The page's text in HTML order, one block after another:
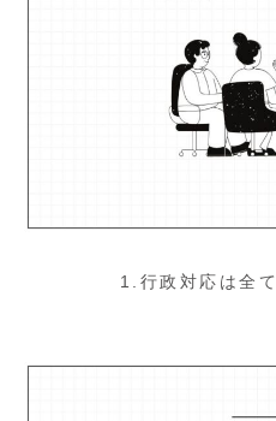
1.行政対応は全